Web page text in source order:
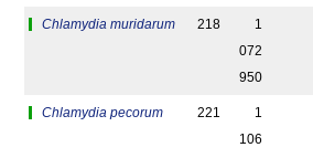
Chlamydia muridarum 218
1
072
950
Chlamydia pecorum 221
1
106